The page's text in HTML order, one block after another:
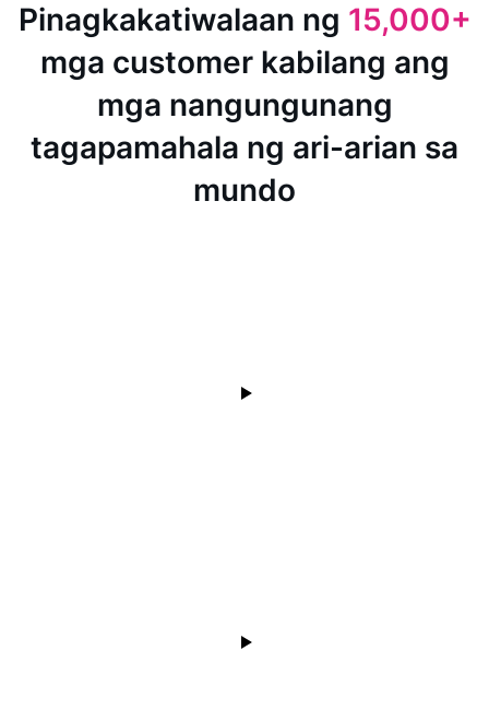
Pinagkakatiwalaan ng 15,000+
mga customer kabilang ang
mga nangungunang
tagapamahala ng ari-arian sa
mundo